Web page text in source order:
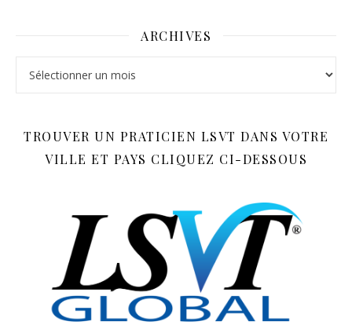
ARCHIVES
TROUVER UN PRATICIEN LSVT DANS VOTRE
VILLE ET PAYS CLIQUEZ CI-DESSOUS